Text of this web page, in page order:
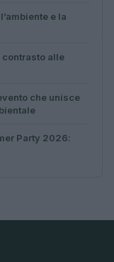
e la
contrasto alle
che unisce
Party 2026: